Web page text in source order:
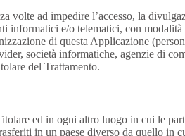
volte ad impedire l’accesso, la
informatici e/o telematici, con
di questa Applicazione
società informatiche, agenzie di
del Trattamento.
ed in ogni altro luogo in cui le
in un paese diverso da quello